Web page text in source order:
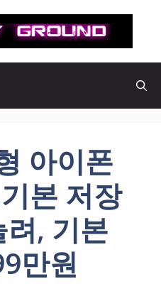
아이폰
본 저장
, 기본
만원